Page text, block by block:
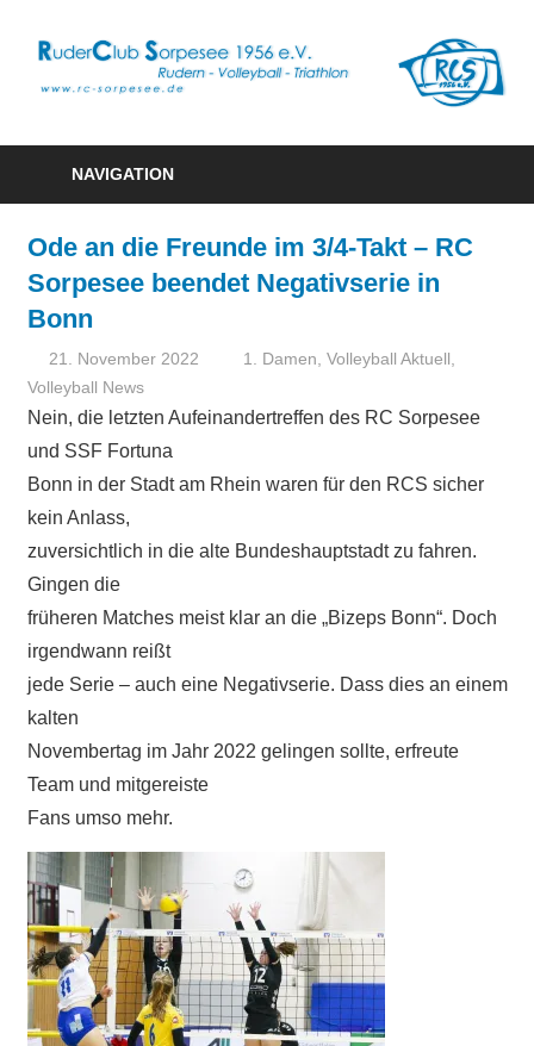
Triathlon
NAVIGATION
Ode an die Freunde im 3/4-Takt – RC
Sorpesee beendet Negativserie in
Bonn
21. November 2022 Vanessa Vornweg
1. Damen ,Volleyball Aktuell
Volleyball News
Nein, die letzten Aufeinandertreffen des RC Sorpesee
und SSF Fortuna
Bonn in der Stadt am Rhein waren für den RCS sicher
kein Anlass,
zuversichtlich in die alte Bundeshauptstadt zu fahren.
Gingen die
früheren Matches meist klar an die „Bizeps Bonn“. Doch
irgendwann reißt
jede Serie – auch eine Negativserie. Dass dies an einem
kalten
Novembertag im Jahr 2022 gelingen sollte, erfreute
Team und mitgereiste
Fans umso mehr.